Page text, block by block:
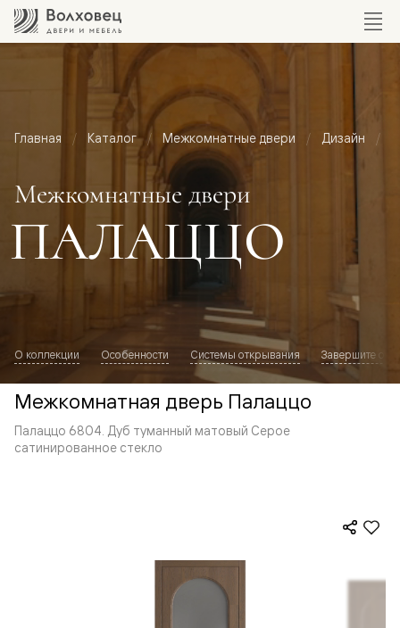
Главная Каталог Межкомнатные двери Дизайн
Межкомнатные двери
ПАЛАЦЦО
О коллекции Особенности Системы открывания Завершите
Межкомнатная дверь Палаццо
Палаццо 6804. Дуб туманный матовый Серое
сатинированное стекло